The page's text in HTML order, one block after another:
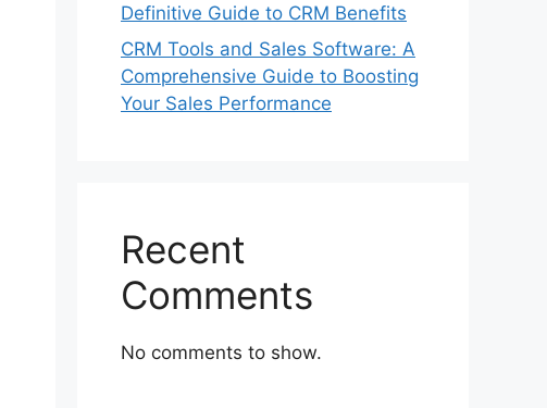
Definitive Guide to CRM Benefits
CRM Tools and Sales Software: A
Comprehensive Guide to Boosting
Your Sales Performance
Recent
Comments
No comments to show.